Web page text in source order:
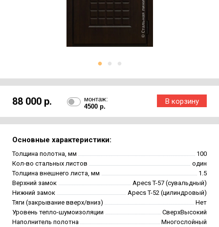
88 000 р.
монтаж:
4500 р.
Основные характеристики:
Толщина полотна, мм
100
Кол-во стальных листов
один
Толщина внешнего листа, мм
1.5
Верхний замок
Apecs T-57 (сувальдный)
Нижний замок
Apecs T-52 (цилиндровый)
Тяги (закрывание вверх/вниз)
Нет
Уровень тепло-шумоизоляции
СверхВысокий
Наполнитель полотна
Многослойный